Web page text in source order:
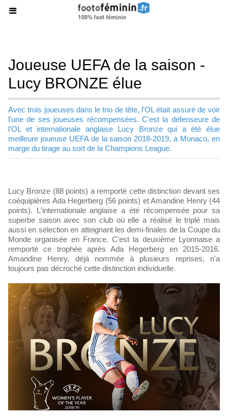
Joueuse UEFA de la saison -
Lucy BRONZE élue
Avec trois joueuses dans le trio de tête, l'OL était assuré de voir
l'une de ses joueuses récompensées. C'est la défenseure de
l'OL et internationale anglaise Lucy Bronze qui a été élue
meilleure joueuse UEFA de la saison 2018-2019, à Monaco, en
marge du tirage au sort de la Champions League.
Lucy Bronze (88 points) a remporté cette distinction devant ses
coéquipières Ada Hegerberg (56 points) et Amandine Henry (44
points). L'internationale anglaise a été récompensée pour sa
superbe saison avec son club où elle a réalisé le triplé mais
aussi en sélection en atteignant les demi-finales de la Coupe du
Monde organisée en France. C'est la deuxième Lyonnaise a
remporté ce trophée après Ada Hegerberg en 2015-2016.
Amandine Henry, déjà nommée à plusieurs reprises, n'a
toujours pas décroché cette distinction individuelle.